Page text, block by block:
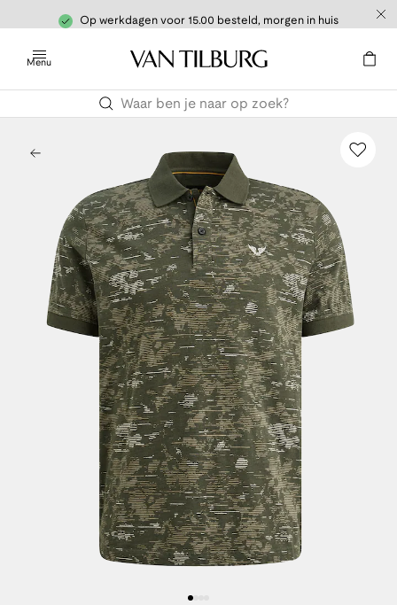
Op werkdagen voor 15.00 besteld, morgen in huis
Menu